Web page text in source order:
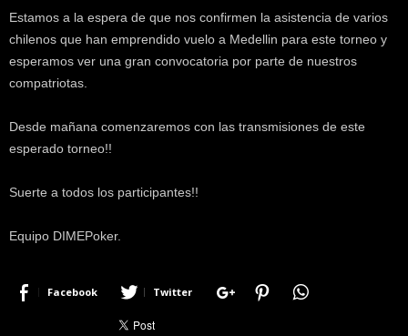
Estamos a la espera de que nos confirmen la asistencia de varios
chilenos que han emprendido vuelo a Medellin para este torneo y
esperamos ver una gran convocatoria por parte de nuestros
compatriotas.
Desde mañana comenzaremos con las transmisiones de este
esperado torneo!!
Suerte a todos los participantes!!
Equipo DIMEPoker.
Facebook Twitter